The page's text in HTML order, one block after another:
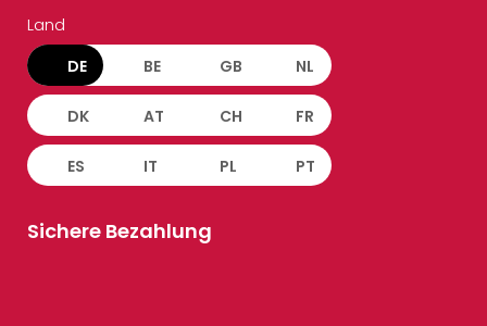
Land
DE BE GB NL
DK AT CH FR
ES IT PL PT
Sichere Bezahlung